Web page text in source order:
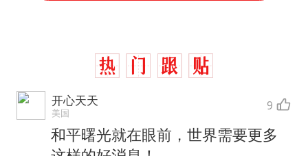
开心天天
美国 9
和平曙光就在眼前，世界需要更多